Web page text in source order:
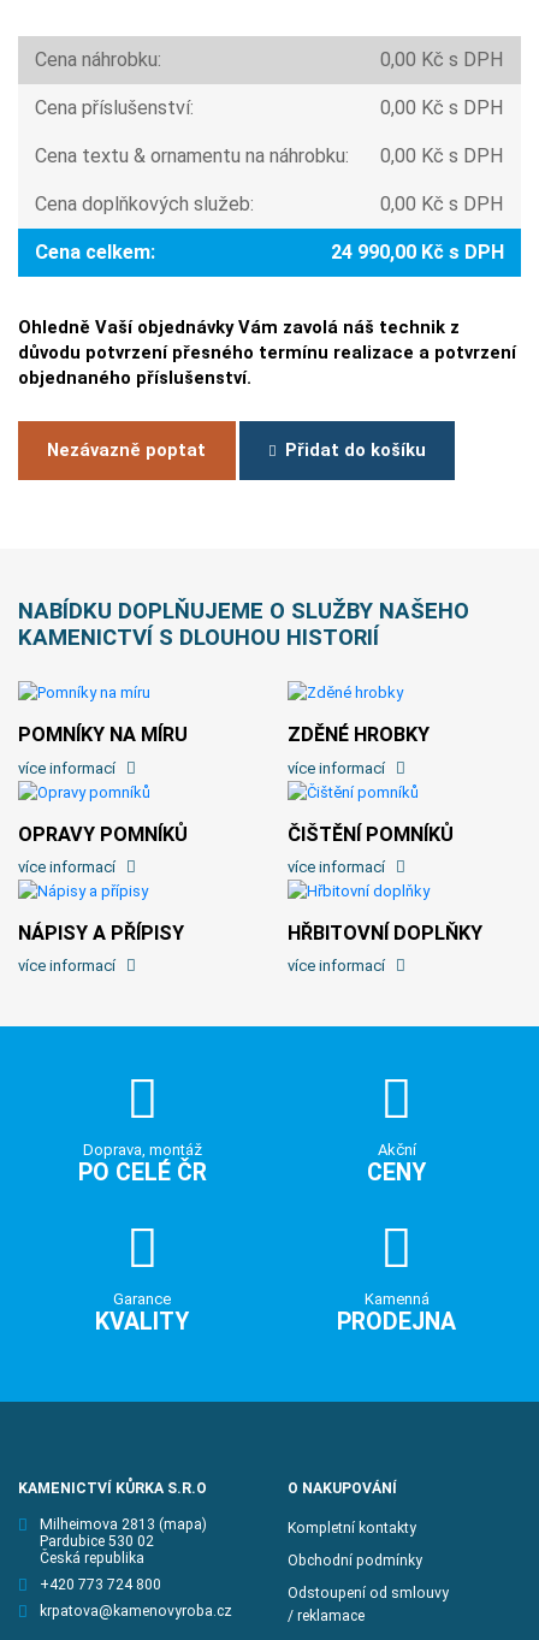
Cena náhrobku: 0,00 Kč s DPH
Cena příslušenství: 0,00 Kč s DPH
Cena textu & ornamentu na náhrobku: 0,00 Kč s DPH
Cena doplňkových služeb: 0,00 Kč s DPH
Cena celkem: 24 990,00 Kč s DPH
Ohledně Vaší objednávky Vám zavolá náš technik z
důvodu potvrzení přesného termínu realizace a potvrzení
objednaného příslušenství.
Nezávazně poptat Přidat do košíku
NABÍDKU DOPLŇUJEME O SLUŽBY NAŠEHO
KAMENICTVÍ S DLOUHOU HISTORIÍ
POMNÍKY NA MÍRU
více informací
ZDĚNÉ HROBKY
více informací
OPRAVY POMNÍKŮ
více informací
ČIŠTĚNÍ POMNÍKŮ
více informací
NÁPISY A PŘÍPISY
více informací
HŘBITOVNÍ DOPLŇKY
více informací
Doprava, montáž
PO CELÉ ČR
Akční
CENY
Garance
KVALITY
Kamenná
PRODEJNA
KAMENICTVÍ KŮRKA S.R.O
Milheimova 2813 (mapa)
Pardubice 530 02
Česká republika
+420 773 724 800
krpatova@kamenovyroba.cz
O NAKUPOVÁNÍ
Kompletní kontakty
Obchodní podmínky
Odstoupení od smlouvy
/ reklamace